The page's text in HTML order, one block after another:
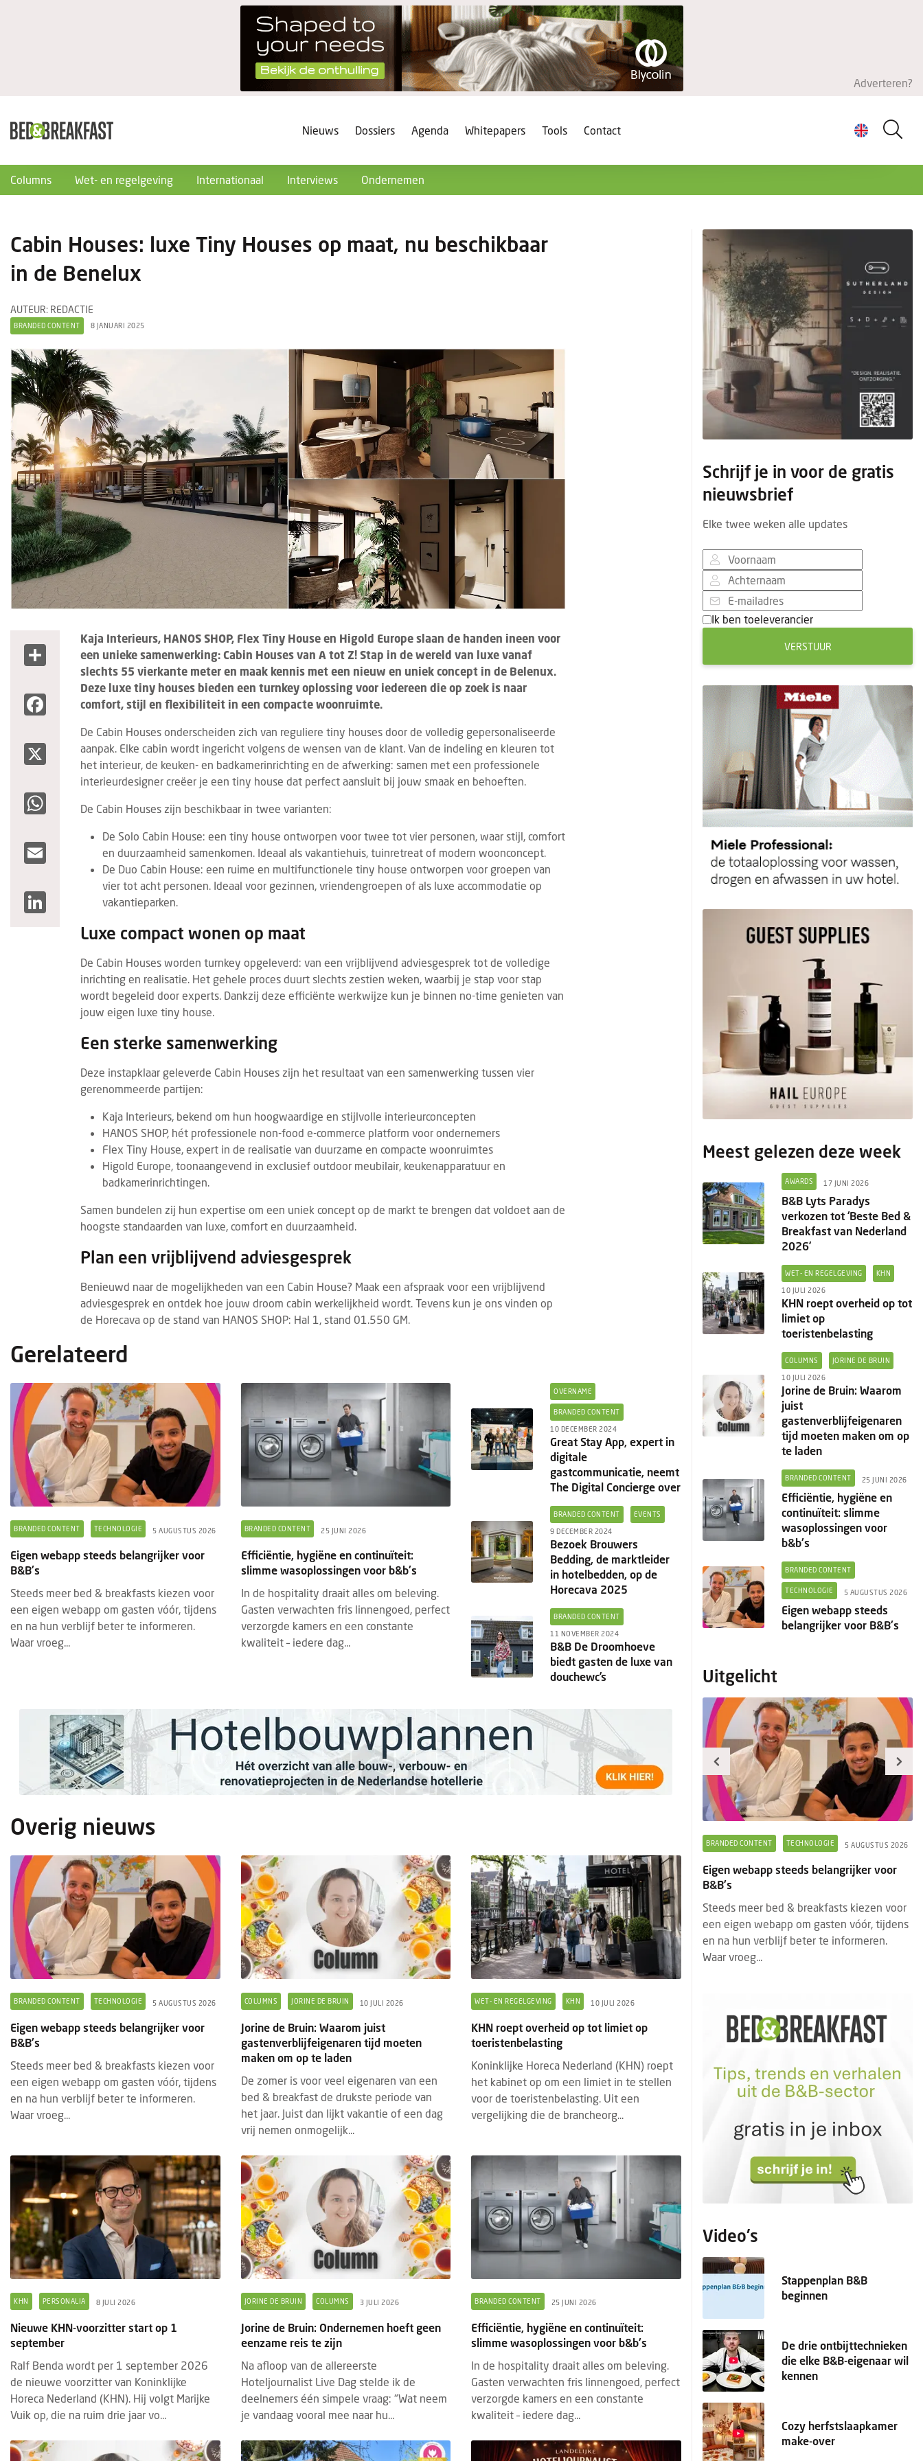
Adverteren?
Nieuws Dossiers Agenda Whitepapers Tools Contact
Columns Wet- en regelgeving Internationaal Interviews Ondernemen
Cabin Houses: luxe Tiny Houses op maat, nu beschikbaar
in de Benelux
AUTEUR: REDACTIE
BRANDED CONTENT 8 JANUARI 2025
Facebook
Kaja Interieurs, HANOS SHOP, Flex Tiny House en Higold Europe slaan de handen ineen voor
een unieke samenwerking: Cabin Houses van A tot Z! Stap in de wereld van luxe vanaf
slechts 55 vierkante meter en maak kennis met een nieuw en uniek concept in de Belenux.
Deze luxe tiny houses bieden een turnkey oplossing voor iedereen die op zoek is naar
comfort, stijl en flexibiliteit in een compacte woonruimte.
De Cabin Houses onderscheiden zich van reguliere tiny houses door de volledig gepersonaliseerde
aanpak. Elke cabin wordt ingericht volgens de wensen van de klant. Van de indeling en kleuren tot
het interieur, de keuken- en badkamerinrichting en de afwerking: samen met een professionele
interieurdesigner creëer je een tiny house dat perfect aansluit bij jouw smaak en behoeften.
De Cabin Houses zijn beschikbaar in twee varianten:
De Solo Cabin House: een tiny house ontworpen voor twee tot vier personen, waar stijl, comfort
en duurzaamheid samenkomen. Ideaal als vakantiehuis, tuinretreat of modern woonconcept.
De Duo Cabin House: een ruime en multifunctionele tiny house ontworpen voor groepen van
vier tot acht personen. Ideaal voor gezinnen, vriendengroepen of als luxe accommodatie op
vakantieparken.
Luxe compact wonen op maat
De Cabin Houses worden turnkey opgeleverd: van een vrijblijvend adviesgesprek tot de volledige
inrichting en realisatie. Het gehele proces duurt slechts zestien weken, waarbij je stap voor stap
wordt begeleid door experts. Dankzij deze efficiënte werkwijze kun je binnen no-time genieten van
jouw eigen luxe tiny house.
Een sterke samenwerking
Deze instapklaar geleverde Cabin Houses zijn het resultaat van een samenwerking tussen vier
gerenommeerde partijen:
Kaja Interieurs, bekend om hun hoogwaardige en stijlvolle interieurconcepten
HANOS SHOP, hét professionele non-food e-commerce platform voor ondernemers
Flex Tiny House, expert in de realisatie van duurzame en compacte woonruimtes
Higold Europe, toonaangevend in exclusief outdoor meubilair, keukenapparatuur en
badkamerinrichtingen.
Samen bundelen zij hun expertise om een uniek concept op de markt te brengen dat voldoet aan de
hoogste standaarden van luxe, comfort en duurzaamheid.
Plan een vrijblijvend adviesgesprek
Benieuwd naar de mogelijkheden van een Cabin House? Maak een afspraak voor een vrijblijvend
adviesgesprek en ontdek hoe jouw droom cabin werkelijkheid wordt. Tevens kun je ons vinden op
de Horecava op de stand van HANOS SHOP: Hal 1, stand 01.550 GM.
Gerelateerd
BRANDED CONTENT TECHNOLOGIE 5 AUGUSTUS 2026
Eigen webapp steeds belangrijker voor
B&B's
Steeds meer bed & breakfasts kiezen voor
een eigen webapp om gasten vóór, tijdens
en na hun verblijf beter te informeren.
Waar vroeg...
BRANDED CONTENT 25 JUNI 2026
Efficiëntie, hygiëne en continuïteit:
slimme wasoplossingen voor b&b's
In de hospitality draait alles om beleving.
Gasten verwachten fris linnengoed, perfect
verzorgde kamers en een constante
kwaliteit – iedere dag...
OVERNAME
BRANDED CONTENT
10 DECEMBER 2024
Great Stay App, expert in
digitale
gastcommunicatie, neemt
The Digital Concierge over
BRANDED CONTENT EVENTS
9 DECEMBER 2024
Bezoek Brouwers
Bedding, de marktleider
in hotelbedden, op de
Horecava 2025
BRANDED CONTENT
11 NOVEMBER 2024
B&B De Droomhoeve
biedt gasten de luxe van
douchewc’s
Overig nieuws
BRANDED CONTENT TECHNOLOGIE 5 AUGUSTUS 2026
Eigen webapp steeds belangrijker voor
B&B's
Steeds meer bed & breakfasts kiezen voor
een eigen webapp om gasten vóór, tijdens
en na hun verblijf beter te informeren.
Waar vroeg...
COLUMNS JORINE DE BRUIN 10 JULI 2026
Jorine de Bruin: Waarom juist
gastenverblijfeigenaren tijd moeten
maken om op te laden
De zomer is voor veel eigenaren van een
bed & breakfast de drukste periode van
het jaar. Juist dan lijkt vakantie of een dag
vrij nemen onmogelijk...
WET- EN REGELGEVING KHN 10 JULI 2026
KHN roept overheid op tot limiet op
toeristenbelasting
Koninklijke Horeca Nederland (KHN) roept
het kabinet op om een limiet in te stellen
voor de toeristenbelasting. Uit een
vergelijking die de brancheorg...
KHN PERSONALIA 8 JULI 2026
Nieuwe KHN-voorzitter start op 1
september
Ralf Benda wordt per 1 september 2026
de nieuwe voorzitter van Koninklijke
Horeca Nederland (KHN). Hij volgt Marijke
Vuik op, die na ruim drie jaar vo...
JORINE DE BRUIN COLUMNS 3 JULI 2026
Jorine de Bruin: Ondernemen hoeft geen
eenzame reis te zijn
Na afloop van de allereerste
Hoteljournalist Live Dag stelde ik de
deelnemers één simpele vraag: "Wat neem
je vandaag vooral mee naar hu...
BRANDED CONTENT 25 JUNI 2026
Efficiëntie, hygiëne en continuïteit:
slimme wasoplossingen voor b&b's
In de hospitality draait alles om beleving.
Gasten verwachten fris linnengoed, perfect
verzorgde kamers en een constante
kwaliteit – iedere dag...
Schrijf je in voor de gratis
nieuwsbrief
Elke twee weken alle updates
Ik ben toeleverancier
VERSTUUR
Meest gelezen deze week
AWARDS 17 JUNI 2026
B&B Lyts Paradys
verkozen tot ‘Beste Bed &
Breakfast van Nederland
2026’
WET- EN REGELGEVING KHN
10 JULI 2026
KHN roept overheid op tot
limiet op
toeristenbelasting
COLUMNS JORINE DE BRUIN
10 JULI 2026
Jorine de Bruin: Waarom
juist
gastenverblijfeigenaren
tijd moeten maken om op
te laden
BRANDED CONTENT 25 JUNI 2026
Efficiëntie, hygiëne en
continuïteit: slimme
wasoplossingen voor
b&b's
BRANDED CONTENT
TECHNOLOGIE 5 AUGUSTUS 2026
Eigen webapp steeds
belangrijker voor B&B's
Uitgelicht
Eigen webapp steeds belangrijker voor
B&B's
Steeds meer bed & breakfasts kiezen voor
een eigen webapp om gasten vóór, tijdens
en na hun verblijf beter te informeren.
Waar vroeg...
Eigen webapp steeds belangrijker voor
B&B's
Steeds meer bed & breakfasts kiezen voor
een eigen webapp om gasten vóór, tijdens
en na hun verblijf beter te informeren.
Waar vroeg...
BRANDED CONTENT TECHNOLOGIE 5 AUGUSTUS 2026
Eigen webapp steeds belangrijker voor
B&B's
Steeds meer bed & breakfasts kiezen voor
een eigen webapp om gasten vóór, tijdens
en na hun verblijf beter te informeren.
Waar vroeg...
Video's
Stappenplan B&B
beginnen
De drie ontbijttechnieken
die elke B&B-eigenaar wil
kennen
Cozy herfstslaapkamer
make-over